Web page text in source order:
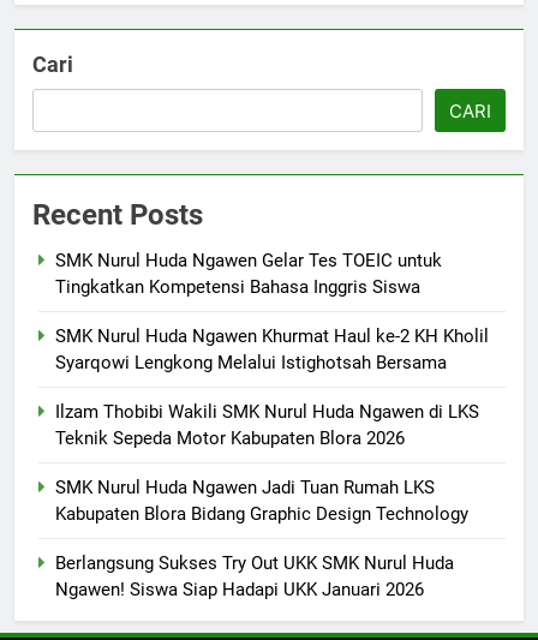
Cari
CARI
Recent Posts
SMK Nurul Huda Ngawen Gelar Tes TOEIC untuk
Tingkatkan Kompetensi Bahasa Inggris Siswa
SMK Nurul Huda Ngawen Khurmat Haul ke-2 KH Kholil
Syarqowi Lengkong Melalui Istighotsah Bersama
Ilzam Thobibi Wakili SMK Nurul Huda Ngawen di LKS
Teknik Sepeda Motor Kabupaten Blora 2026
SMK Nurul Huda Ngawen Jadi Tuan Rumah LKS
Kabupaten Blora Bidang Graphic Design Technology
Berlangsung Sukses Try Out UKK SMK Nurul Huda
Ngawen! Siswa Siap Hadapi UKK Januari 2026
SMK PUSAT KEUNGGULAN
6
Laporan Rekapitulasi
SMK Nurul Huda Ngawen Awali
Semester Genap dengan
SMK PUSAT KEUNGGULAN
Sukses! EKKS SMK Nurul Huda
Ngawen Digelar dengan
Semangat Meningkatkan Mutu
Pendidikan
SMK PUSAT KEUNGGULAN
1